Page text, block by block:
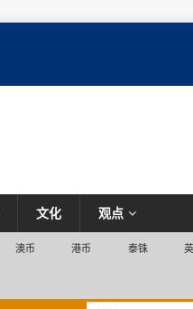
文化 观点
澳币 港币 泰铢